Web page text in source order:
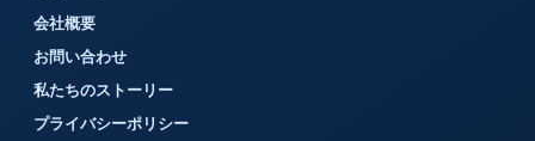
会社概要
お問い合わせ
私たちのストーリー
プライバシーポリシー